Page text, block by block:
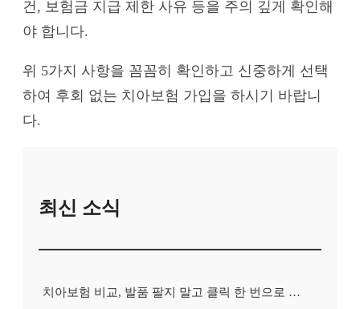
건, 보험금 지급 제한 사유 등을 주의 깊게 확인해
야 합니다.
위 5가지 사항을 꼼꼼히 확인하고 신중하게 선택
하여 후회 없는 치아보험 가입을 하시기 바랍니
다.
최신 소식
치아보험 비교, 발품 팔지 말고 클릭 한 번으로 끝내는 비법! 후기 대방출